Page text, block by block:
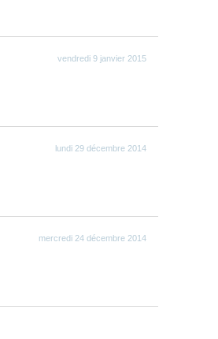
vendredi 9 janvier 2015
lundi 29 décembre 2014
mercredi 24 décembre 2014